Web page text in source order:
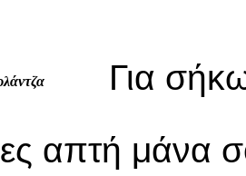
Για
απτή μάνα